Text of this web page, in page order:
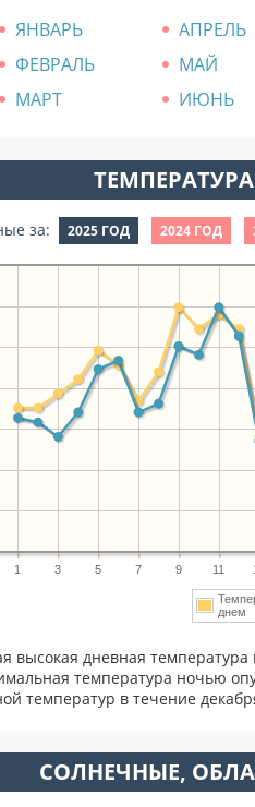
ЯНВАРЬ АПРЕЛЬ
ФЕВРАЛЬ
МАЙ
МАРТ
ИЮНЬ
за: 2025 ГОД 2024 ГОД
1 3 5 7 9 11
днем
высокая дневная температура
температура ночью
температур в течение
CОЛНЕЧНЫЕ,